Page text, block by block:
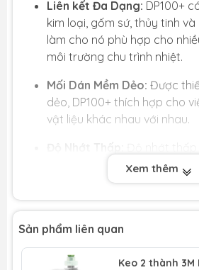
Liên kết Đa Dạng: DP100+
kim loại, gốm sứ, thủy tinh và
làm cho nó phù hợp cho
môi trường chu trình nhiệt.
Mối Dán Mềm Dẻo: Được
dẻo, DP100+ thích hợp cho
vật liệu khác nhau với nhau.
trình thi công hạn chế tình
khỏi vị trí cần liên kết
Độ Bền Cắt Cao:DP100+ có
hiệu suất bóc và khả năng
hợp với tính linh hoạt tốt, là
nhiều ứng dụng trong ngành
Xem thêm
Sản phẩm liên quan
Keo 2 thành 3M